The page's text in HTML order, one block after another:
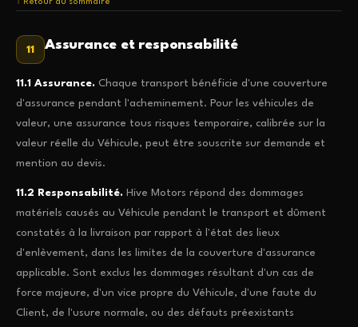
↑ Retour au sommaire
11 Assurance et responsabilité
11.1 Assurance. Chaque transport bénéficie d'une couverture
d'assurance pendant l'acheminement. Pour les véhicules de
valeur, une assurance tous risques temporaire, calibrée sur la
valeur réelle du Véhicule, peut être souscrite sur demande et
mention au devis.
11.2 Responsabilité. Hive Motors répond des dommages
matériels causés au Véhicule pendant le transport et dûment
constatés à la livraison par rapport à l'état des lieux
d'enlèvement, dans les limites de la couverture d'assurance
applicable. Sont exclus les dommages résultant d'un cas de
force majeure, d'un vice propre du Véhicule, d'une faute du
Client, de l'usure normale, ou des défauts préexistants